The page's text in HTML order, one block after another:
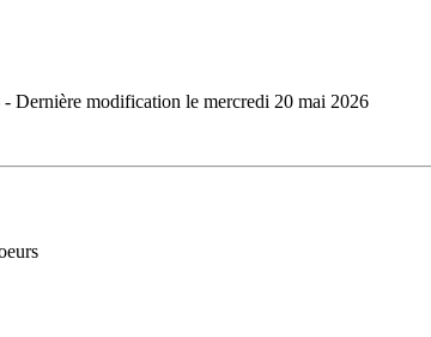
Dernière modification le mercredi 20 mai 2026